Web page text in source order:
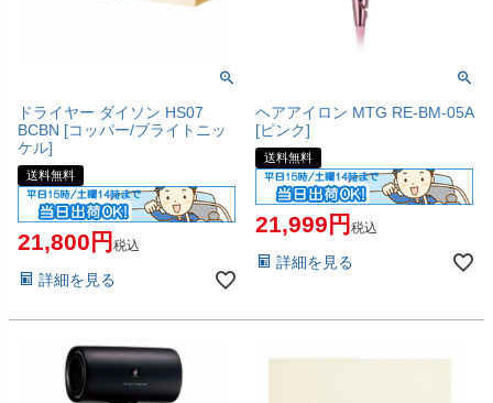
ドライヤー ダイソン HS07
BCBN [コッパー/ブライトニッ
ケル]
送料無料
21,800 税込
詳細を見る
ヘアアイロン MTG RE-BM-05A
[ピンク]
送料無料
21,999 税込
詳細を見る